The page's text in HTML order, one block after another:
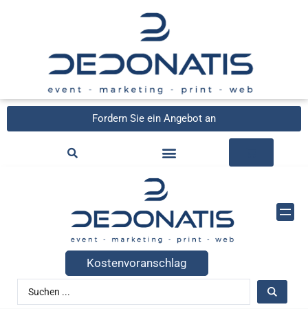
Fordern Sie ein Angebot an
Kostenvoranschlag